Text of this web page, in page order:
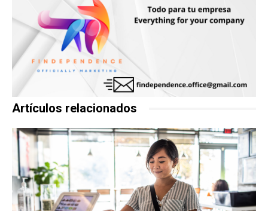
Artículos relacionados